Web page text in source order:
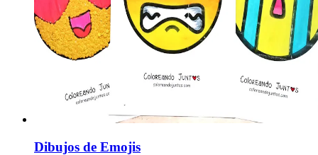
Dibujos de Emojis